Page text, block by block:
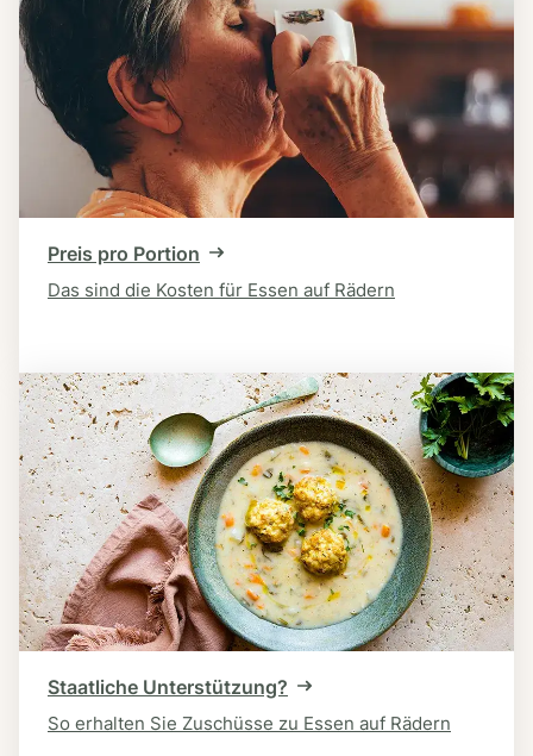
Preis pro Portion
Das sind die Kosten für Essen auf Rädern
Staatliche Unterstützung?
So erhalten Sie Zuschüsse zu Essen auf Rädern